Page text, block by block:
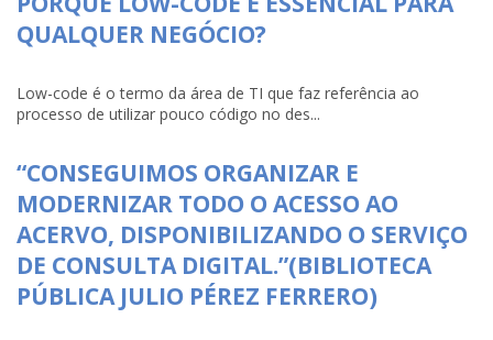
QUALQUER NEGÓCIO?
Low-code é o termo da área de TI que faz referência ao
processo de utilizar pouco código no des...
“CONSEGUIMOS ORGANIZAR E
MODERNIZAR TODO O ACESSO AO
ACERVO, DISPONIBILIZANDO O SERVIÇO
DE CONSULTA DIGITAL.”(BIBLIOTECA
PÚBLICA JULIO PÉREZ FERRERO)